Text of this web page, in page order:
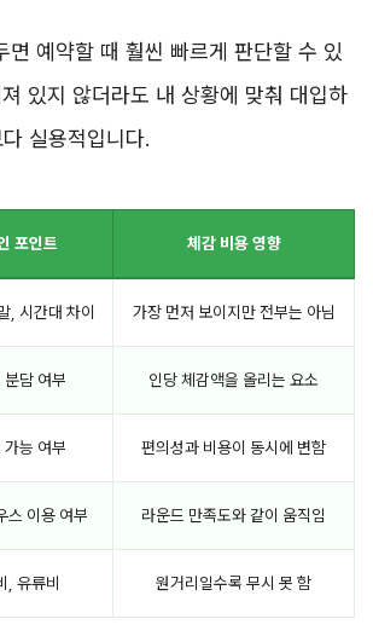
면 예약할 때 훨씬 빠르게 판단할 수 있
있지 않더라도 내 상황에 맞춰 대입하
실용적입니다.
포인트 체감 비용 영향
, 시간대 차이 가장 먼저 보이지만 전부는 아님
분담 여부 인당 체감액을 올리는 요소
가능 여부 편의성과 비용이 동시에 변함
스 이용 여부 라운드 만족도와 같이 움직임
, 유류비 원거리일수록 무시 못 함